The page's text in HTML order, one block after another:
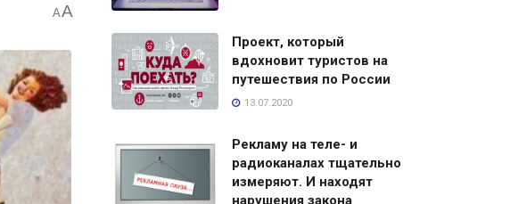
AA
Проект, который
вдохновит туристов на
путешествия по России
13.07.2020
Рекламу на теле- и
радиоканалах тщательно
измеряют. И находят
нарушения закона